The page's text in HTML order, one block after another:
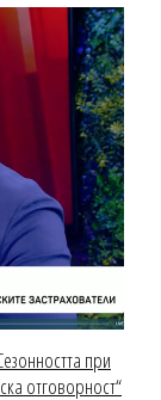
при
отговорност“